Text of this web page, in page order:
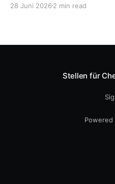
entwickeln. Diese
28 Juni 2026 2 min read
Stellen für
Powered